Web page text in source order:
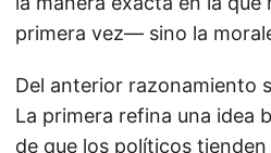
primera vez— sino la
Del anterior razonamiento
La primera refina una idea
de que los políticos